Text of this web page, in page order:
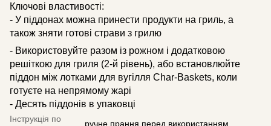
Ключові властивості:
- У піддонах можна принести продукти на гриль, а
також зняти готові страви з грилю
- Використовуйте разом із рожном і додатковою
решіткою для гриля (2-й рівень), або встановлюйте
піддон між лотками для вугілля Char-Baskets, коли
готуєте на непрямому жарі
- Десять піддонів в упаковці
Інструкція по
ручне прання перед використанням